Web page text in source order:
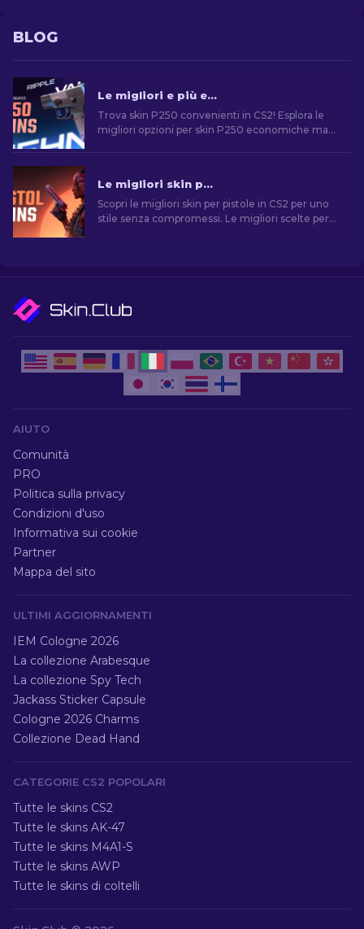
BLOG
Le migliori e più economiche skin P250 in CS2 [2026]
Trova skin P250 convenienti in CS2! Esplora le
migliori opzioni per skin P250 economiche ma
Le migliori skin per pistola in CS2 [2026]
Scopri le migliori skin per pistole in CS2 per uno
stile senza compromessi. Le migliori scelte per
AIUTO
Comunità
PRO
Politica sulla privacy
Condizioni d'uso
Informativa sui cookie
Partner
Mappa del sito
ULTIMI AGGIORNAMENTI
IEM Cologne 2026
La collezione Arabesque
La collezione Spy Tech
Jackass Sticker Capsule
Cologne 2026 Charms
Collezione Dead Hand
CATEGORIE CS2 POPOLARI
Tutte le skins CS2
Tutte le skins AK-47
Tutte le skins M4A1-S
Tutte le skins AWP
Tutte le skins di coltelli